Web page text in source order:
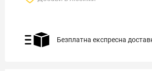
Безплатна експресна